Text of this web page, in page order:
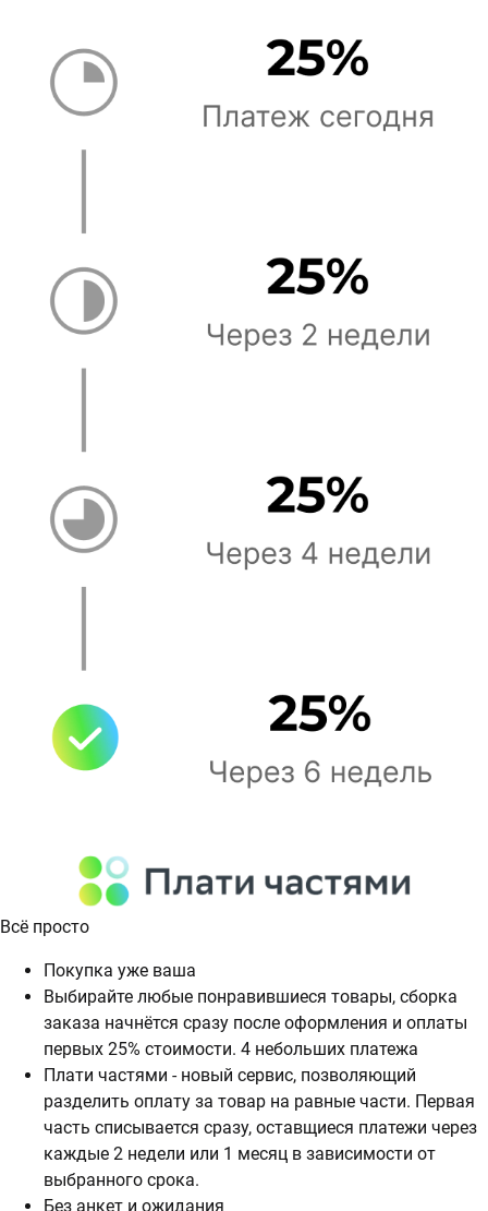
Всё просто
Покупка уже ваша
Выбирайте любые понравившиеся товары, сборка
заказа начнётся сразу после оформления и оплаты
первых 25% стоимости. 4 небольших платежа
Плати частями - новый сервис, позволяющий
разделить оплату за товар на равные части. Первая
часть списывается сразу, оставщиеся платежи через
каждые 2 недели или 1 месяц в зависимости от
выбранного срока.
Без анкет и ожидания